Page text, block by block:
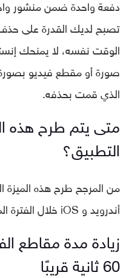
دفعة واحدة ضمن منشور
تصبح لديك القدرة على
الوقت نفسه، لا يمنحك
صورة أو مقطع فيديو
الذي قمت بحذفه.
متى يتم طرح هذه
التطبيق؟
من المرجح طرح هذه الميزة
أندرويد و iOS خلال الفترة المقبلة.
زيادة مدة مقاطع
60 ثانية قريبًا